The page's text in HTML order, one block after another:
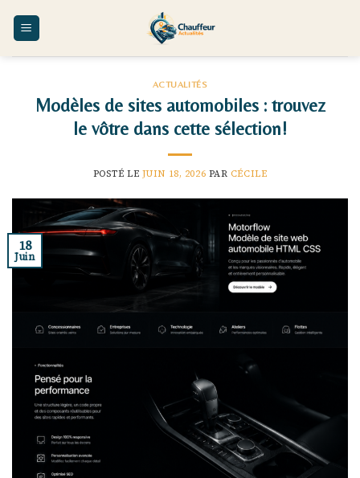
ACTUALITÉS
Modèles de sites automobiles : trouvez
le vôtre dans cette sélection!
POSTÉ LE JUIN 18, 2026 PAR CÉCILE
18
Juin